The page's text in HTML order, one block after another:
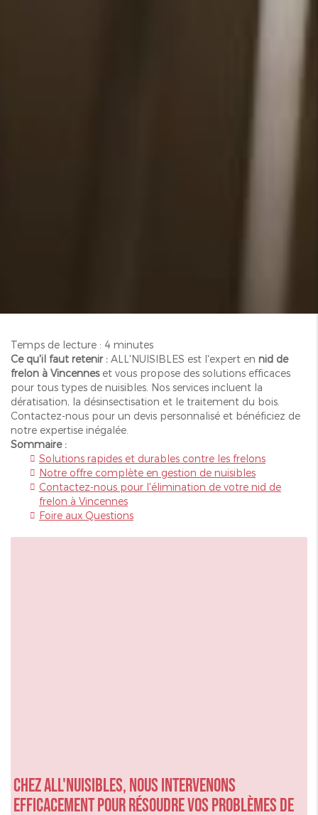
Temps de lecture : 4 minutes
Ce qu'il faut retenir : ALL'NUISIBLES est l'expert en nid de
frelon à Vincenneset vous propose des solutions efficaces
pour tous types de nuisibles. Nos services incluent la
dératisation, la désinsectisation et le traitement du bois.
Contactez-nous pour un devis personnalisé et bénéficiez de
notre expertise inégalée.
Sommaire :
Solutions rapides et durables contre les frelons
Notre offre complète en gestion de nuisibles
Contactez-nous pour l'élimination de votre nid de
frelon à Vincennes
Foire aux Questions
Chez ALL'NUISIBLES, nous intervenons
efficacement pour résoudre vos problèmes de